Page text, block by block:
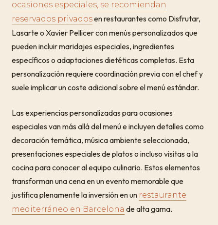
ocasiones especiales, se recomiendan
reservados privadosen restaurantes como Disfrutar,
Lasarte o Xavier Pellicer con menús personalizados que
pueden incluir maridajes especiales, ingredientes
específicos o adaptaciones dietéticas completas. Esta
personalización requiere coordinación previa con el chef y
suele implicar un coste adicional sobre el menú estándar.
Las experiencias personalizadas para ocasiones
especiales van más allá del menú e incluyen detalles como
decoración temática, música ambiente seleccionada,
presentaciones especiales de platos o incluso visitas a la
cocina para conocer al equipo culinario. Estos elementos
transforman una cena en un evento memorable que
justifica plenamente la inversión en un restaurante
mediterráneo en Barcelona de alta gama.